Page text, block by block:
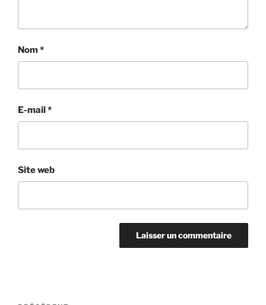
Nom*
E-mail*
Site web
Navigation